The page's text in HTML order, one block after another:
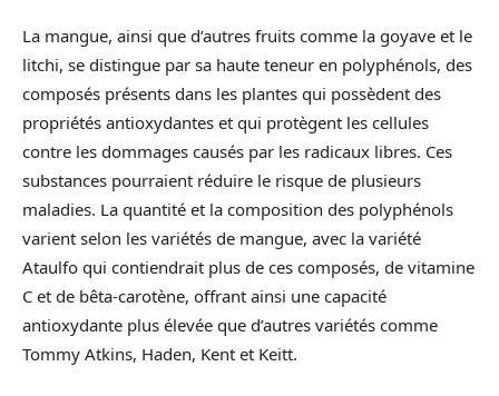
La mangue, ainsi que d’autres fruits comme la goyave et le
litchi, se distingue par sa haute teneur en polyphénols, des
composés présents dans les plantes qui possèdent des
propriétés antioxydantes et qui protègent les cellules
contre les dommages causés par les radicaux libres. Ces
substances pourraient réduire le risque de plusieurs
maladies. La quantité et la composition des polyphénols
varient selon les variétés de mangue, avec la variété
Ataulfo qui contiendrait plus de ces composés, de vitamine
C et de bêta-carotène, offrant ainsi une capacité
antioxydante plus élevée que d’autres variétés comme
Tommy Atkins, Haden, Kent et Keitt.